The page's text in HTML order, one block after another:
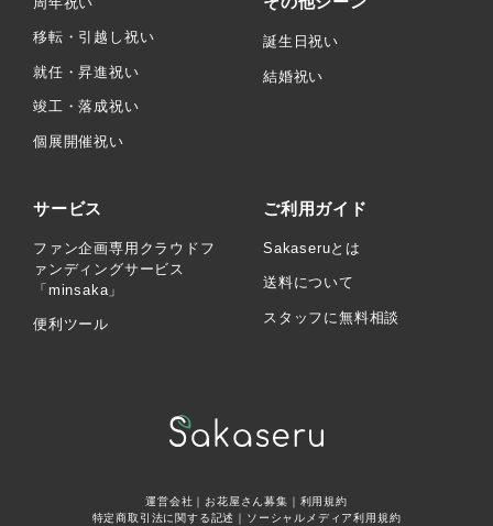
移転・引越し祝い
就任・昇進祝い
竣工・落成祝い
個展開催祝い
誕生日祝い
結婚祝い
サービス
ファン企画専用クラウドフ
ァンディングサービス
「minsaka」
便利ツール
ご利用ガイド
Sakaseruとは
送料について
スタッフに無料相談
運営会社 ｜お花屋さん募集
利用規約
特定商取引法に関する記述
ソーシャルメディア利用規約